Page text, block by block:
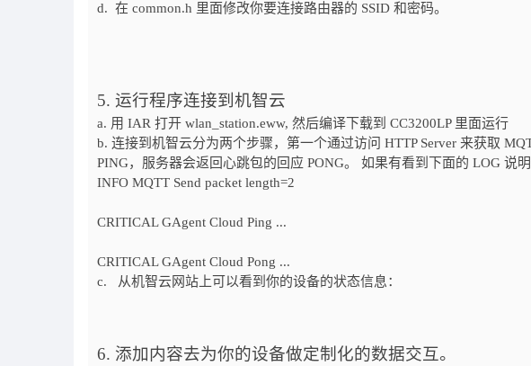
d. 在 common.h 里面修改你要连接路由器的 SSID 和密码。
5. 运行程序连接到机智云
a. 用 IAR 打开 wlan_station.eww, 然后编译下载到 CC3200LP 里面运行
b. 连接到机智云分为两个步骤，第一个通过访问 HTTP Server 来获取
PING，服务器会返回心跳包的回应 PONG。 如果有看到下面的 LOG 说明
INFO MQTT Send packet length=2
CRITICAL GAgent Cloud Ping ...
CRITICAL GAgent Cloud Pong ...
c. 从机智云网站上可以看到你的设备的状态信息：
6. 添加内容去为你的设备做定制化的数据交互。